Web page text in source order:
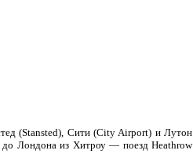
(Stansted), Сити (City Airport) и Лутон
до Лондона из Хитроу — поезд Heathrow